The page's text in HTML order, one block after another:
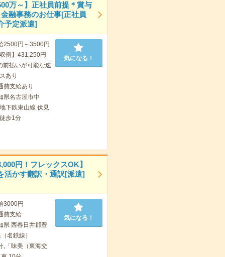
万～】正社員前提＊賞与
融事務のお仕事[正社員
予定派遣]
2500円～3500円
例】431,250円
払いが可能な速
あり
費支給あり
県名古屋市中
下鉄東山線 伏見
歩1分
気になる！
円！フレックスOK】
活かす翻訳・通訳[派遣]
3000円
費支給
県 西春日井郡豊
名鉄線）
,「味美（東海交
気になる！